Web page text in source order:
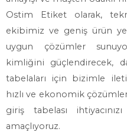
Ostim Etiket olarak,
ekibimiz ve geniş ürün
uygun çözümler
kimliğini güçlendirecek,
tabelaları için bizimle
hızlı ve ekonomik
giriş tabelası
amaçlıyoruz.